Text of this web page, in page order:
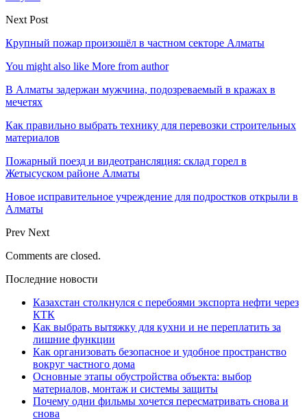
Next Post
Крупный пожар произошёл в частном секторе Алматы
You might also like More from author
В Алматы задержан мужчина, подозреваемый в кражах в
мечетях
Как правильно выбрать технику для перевозки строительных
материалов
Пожарный поезд и видеотрансляция: склад горел в
Жетысуском районе Алматы
Новое исправительное учреждение для подростков открыли в
Алматы
Prev Next
Comments are closed.
Последние новости
Казахстан столкнулся с перебоями экспорта нефти через
КТК
Как выбрать вытяжку для кухни и не переплатить за
лишние функции
Как организовать безопасное и удобное пространство
вокруг частного дома
Основные этапы обустройства объекта: выбор
материалов, монтаж и системы защиты
Почему одни фильмы хочется пересматривать снова и
снова